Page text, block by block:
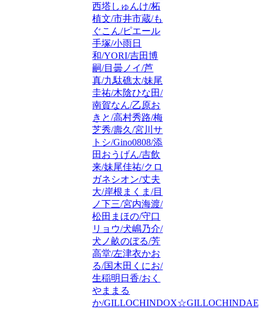
西塔しゅんけ/柘
植文/市井市蔵/も
ぐこん/ピエール
手塚/小雨日
和/YORI/吉田博
嗣/目曇ノイ/芦
真/九駄礁太/妹尾
圭祐/木陰ひな田/
南賀なん/乙原お
きと/高村秀路/梅
芝秀/壽久/宮川サ
トシ/Gino0808/添
田おうげん/吉飲
来/妹尾佳祐/クロ
ガネシオン/丈夫
大/岸根まくま/目
ノ下三/宮内海渡/
松田まほの/守口
リョウ/犬嶋乃介/
犬ノ畝のぼる/芳
高堂/左津衣かお
る/国木田くにお/
生稲明日香/おく
やままる
か/GILLOCHINDOX☆GILLOCHINDAE/